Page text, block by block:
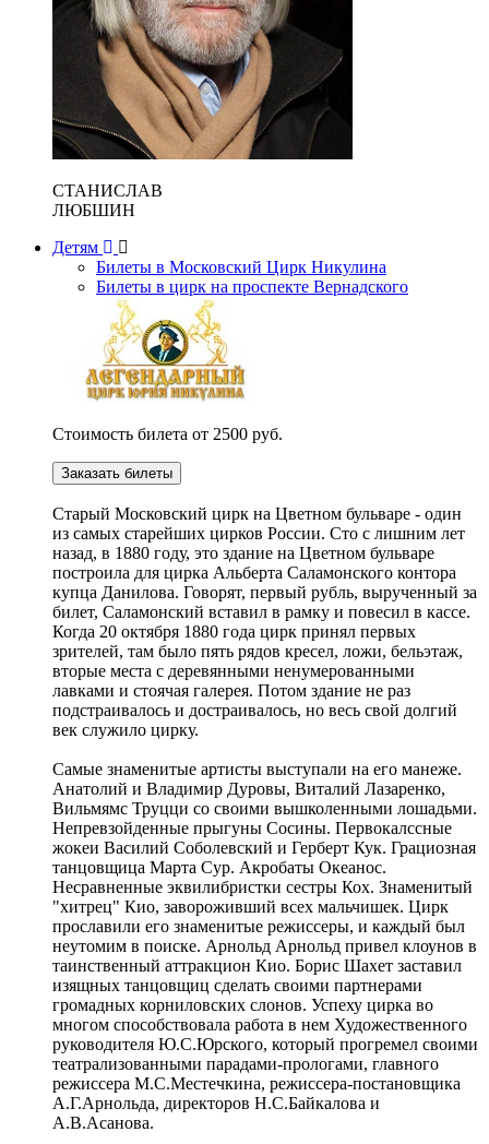
СТАНИСЛАВ
ЛЮБШИН
Детям
Билеты в Московский Цирк Никулина
Билеты в цирк на проспекте Вернадского
Стоимость билета от 2500 руб.
Заказать билеты
Cтарый Московский цирк на Цветном бульваре - один
из самых старейших цирков России. Сто с лишним лет
назад, в 1880 году, это здание на Цветном бульваре
построила для цирка Альберта Саламонского контора
купца Данилова. Говорят, первый рубль, вырученный за
билет, Саламонский вставил в рамку и повесил в кассе.
Когда 20 октября 1880 года цирк принял первых
зрителей, там было пять рядов кресел, ложи, бельэтаж,
вторые места с деревянными ненумерованными
лавками и стоячая галерея. Потом здание не раз
подстраивалось и достраивалось, но весь свой долгий
век служило цирку.
Самые знаменитые артисты выступали на его манеже.
Анатолий и Владимир Дуровы, Виталий Лазаренко,
Вильмямс Труцци со своими вышколенными лошадьми.
Непревзойденные прыгуны Сосины. Первокалссные
жокеи Василий Соболевский и Герберт Кук. Грациозная
танцовщица Марта Сур. Акробаты Океанос.
Несравненные эквилибристки сестры Кох. Знаменитый
"хитрец" Кио, завороживший всех мальчишек. Цирк
прославили его знаменитые режиссеры, и каждый был
неутомим в поиске. Арнольд Арнольд привел клоунов в
таинственный аттракцион Кио. Борис Шахет заставил
изящных танцовщиц сделать своими партнерами
громадных корниловских слонов. Успеху цирка во
многом способствовала работа в нем Художественного
руководителя Ю.С.Юрского, который прогремел своими
театрализованными парадами-прологами, главного
режиссера М.С.Местечкина, режиссера-постановщика
А.Г.Арнольда, директоров Н.С.Байкалова и
А.В.Асанова.